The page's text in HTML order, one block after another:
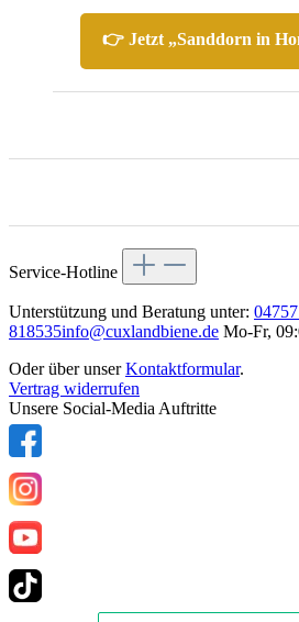
👉 Jetzt „Sanddorn in
Service-Hotline
Unterstützung und Beratung unter:
818535info@cuxlandbiene.de Mo-Fr,
Oder über unserKontaktformular.
Vertrag widerrufen
Unsere Social-Media Auftritte